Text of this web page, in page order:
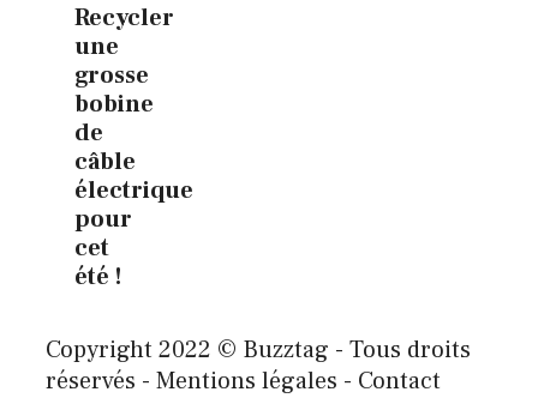
Recycler
une
grosse
bobine
de
câble
électrique
pour
cet
été !
Copyright 2022 © Buzztag - Tous droits
réservés - Mentions légales - Contact